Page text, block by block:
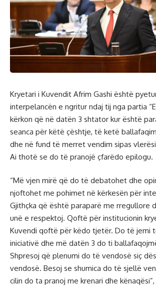
Kryetari i Kuvendit Afrim Gashi është
interpelancën e ngritur ndaj tij nga partia
kërkon që në datën 3 shtator kur është
seanca për këtë çështje, të ketë
dhe në fund të merret vendim sipas
Ai thotë se do të pranojë çfarëdo epilogu.
“Më vjen mirë që do të debatohet dhe
njoftohet me pohimet në kërkesën për
Gjithçka që është paraparë me rregullore
unë e respektoj. Qoftë për institucionin
Kuvendi qoftë për këdo tjetër. Do të jemi
iniciativë dhe më datën 3 do ti
Shpresoj që plenumi do të vendosë siç
vendosë. Besoj se shumica do të sjellë
cilin do ta pranoj me krenari dhe